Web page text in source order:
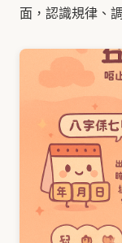
面，認識規律、